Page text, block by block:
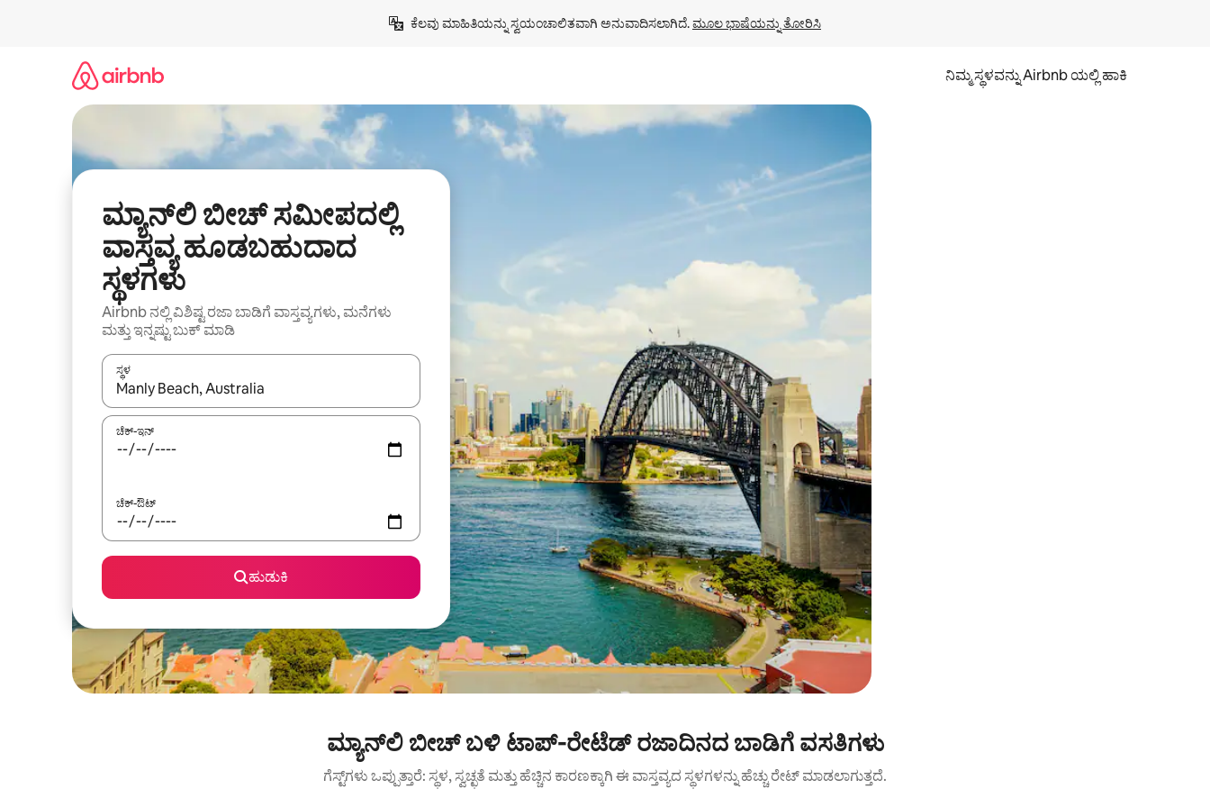
ಕೆಲವು ಮಾಹಿತಿಯನ್ನು ಸ್ವಯಂಚಾಲಿತವಾಗಿ ಅನುವಾದಿಸಲಾಗಿದೆ. ಮೂಲ ಭಾಷೆಯನ್ನು ತೋರಿಸಿ
ನಿಮ್ಮ ಸ್ಥಳವನ್ನು Airbnb ಯಲ್ಲಿ ಹಾಕಿ
ಮ್ಯಾನ್‌ಲಿ ಬೀಚ್ ಸಮೀಪದಲ್ಲಿ
ವಾಸ್ತವ್ಯ ಹೂಡಬಹುದಾದ
ಸ್ಥಳಗಳು
Airbnb ನಲ್ಲಿ ವಿಶಿಷ್ಟ ರಜಾ ಬಾಡಿಗೆ ವಾಸ್ತವ್ಯಗಳು, ಮನೆಗಳು
ಮತ್ತು ಇನ್ನಷ್ಟು ಬುಕ್ ಮಾಡಿ
ಸ್ಥಳ
ಫಲಿತಾಂಶಗಳು ಲಭ್ಯವಿರುವಾಗ, ಅಪ್ ಮತ್ತು ಡೌನ್ ಬಾಣದ ಕೀಲಿಗಳೊಂದಿಗೆ ನ್ಯಾವಿಗೇಟ್ ಮಾಡಿ ಅಥವಾ ಸ್ಪರ್ಶ ಅಥವಾ ಸ್ವೈಪ್ ಗೆಸ್ಚರ್‌ಗಳ ಮೂಲಕ ಅನ್ವೇಷಿಸಿ.
ಚೆಕ್-ಇನ್
ಚೆಕ್-ಔಟ್
ಹುಡುಕಿ
ಮ್ಯಾನ್‌ಲಿ ಬೀಚ್ ಬಳಿ ಟಾಪ್-ರೇಟೆಡ್ ರಜಾದಿನದ ಬಾಡಿಗೆ ವಸತಿಗಳು
ಗೆಸ್ಟ್‌ಗಳು ಒಪ್ಪುತ್ತಾರೆ: ಸ್ಥಳ, ಸ್ವಚ್ಛತೆ ಮತ್ತು ಹೆಚ್ಚಿನ ಕಾರಣಕ್ಕಾಗಿ ಈ ವಾಸ್ತವ್ಯದ ಸ್ಥಳಗಳನ್ನು ಹೆಚ್ಚು ರೇಟ್ ಮಾಡಲಾಗುತ್ತದೆ.